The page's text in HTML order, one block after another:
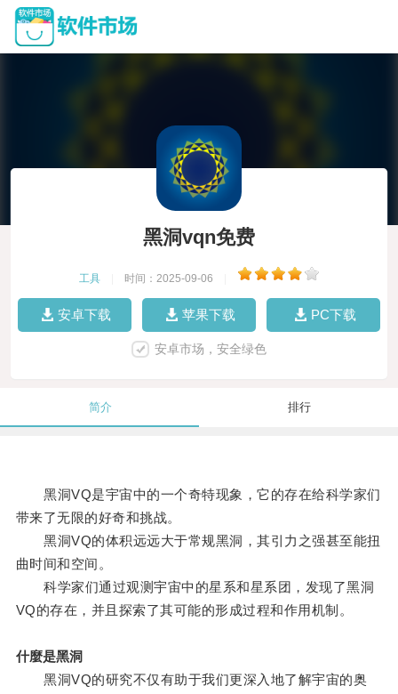
黑洞vqn免费
工具 时间：2025-09-06
安卓下载 苹果下载 PC下载
安卓市场，安全绿色
简介 排行
黑洞VQ是宇宙中的一个奇特现象，它的存在给科学家们
带来了无限的好奇和挑战。
黑洞VQ的体积远远大于常规黑洞，其引力之强甚至能扭
曲时间和空间。
科学家们通过观测宇宙中的星系和星系团，发现了黑洞
VQ的存在，并且探索了其可能的形成过程和作用机制。
什麼是黑洞
黑洞VQ的研究不仅有助于我们更深入地了解宇宙的奥